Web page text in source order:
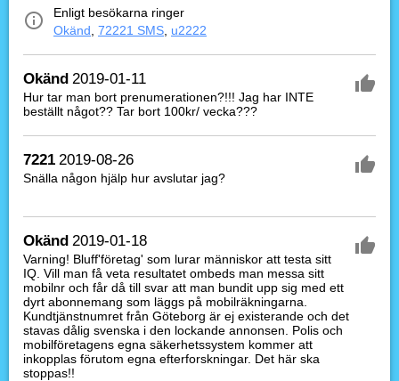
Enligt besökarna ringer
Okänd 72221 SMS u2222
Okänd 2019-01-11
Hur tar man bort prenumerationen?!!! Jag har INTE
beställt något?? Tar bort 100kr/ vecka???
7221 2019-08-26
Snälla någon hjälp hur avslutar jag?
Okänd 2019-01-18
Varning! Bluff'företag' som lurar människor att testa sitt
IQ. Vill man få veta resultatet ombeds man messa sitt
mobilnr och får då till svar att man bundit upp sig med ett
dyrt abonnemang som läggs på mobilräkningarna.
Kundtjänstnumret från Göteborg är ej existerande och det
stavas dålig svenska i den lockande annonsen. Polis och
mobilföretagens egna säkerhetssystem kommer att
inkopplas förutom egna efterforskningar. Det här ska
stoppas!!